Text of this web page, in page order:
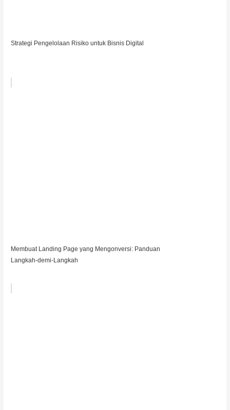
Strategi Pengelolaan Risiko untuk Bisnis Digital
Membuat Landing Page yang Mengonversi: Panduan
Langkah-demi-Langkah